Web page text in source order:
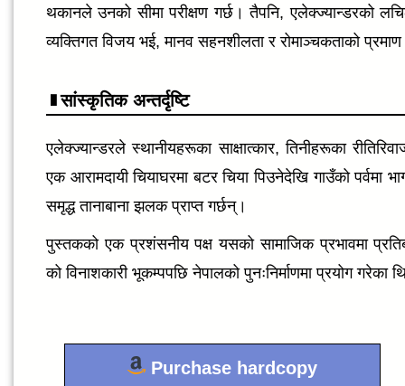
थकानले उनको सीमा परीक्षण गर्छ। तैपनि, एलेक्ज्यान्डरको
व्यक्तिगत विजय भई, मानव सहनशीलता र रोमाञ्चकताको
सांस्कृतिक अन्तर्दृष्टि
एलेक्ज्यान्डरले स्थानीयहरूका साक्षात्कार, तिनीहरूका
एक आरामदायी चियाघरमा बटर चिया पिउनेदेखि गाउँको
समृद्ध तानाबाना झलक प्राप्त गर्छन्।
पुस्तकको एक प्रशंसनीय पक्ष यसको सामाजिक प्रभावमा
को विनाशकारी भूकम्पपछि नेपालको पुनःनिर्माणमा प्रयोग गरेका
Purchase hardcopy